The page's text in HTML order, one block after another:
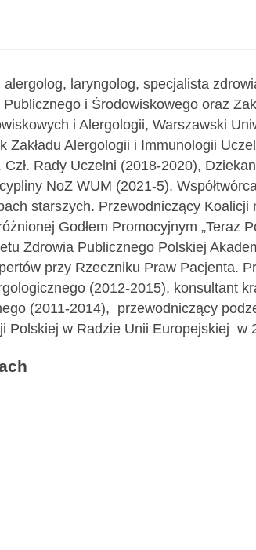
laryngolog, specjalista
i Środowiskowego oraz
i Alergologii, Warszawski
Zakładu Alergologii i Immunologii
Rady Uczelni (2018-2020),
NoZ WUM (2021-5).
starszych. Przewodniczący Koalicji
Godłem Promocyjnym „Teraz
Zdrowia Publicznego Polskiej
przy Rzeczniku Praw Pacjenta.
(2012-2015), konsultant
(2011-2014), przewodniczący
Polskiej w Radzie Unii Europejskiej w